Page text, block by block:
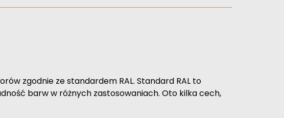
zgodnie ze standardem RAL. Standard RAL to
barw w różnych zastosowaniach. Oto kilka cech,